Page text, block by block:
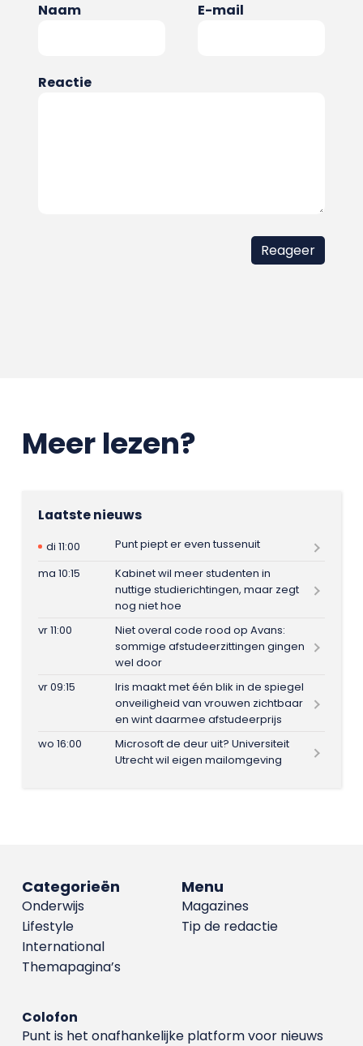
Naam E-mail
Reactie
Meer lezen?
Laatste nieuws
di 11:00
Punt piept er even tussenuit
ma 10:15
Kabinet wil meer studenten in
nuttige studierichtingen, maar zegt
nog niet hoe
vr 11:00
Niet overal code rood op Avans:
sommige afstudeerzittingen gingen
wel door
vr 09:15
Iris maakt met één blik in de spiegel
onveiligheid van vrouwen zichtbaar
en wint daarmee afstudeerprijs
wo 16:00
Microsoft de deur uit? Universiteit
Utrecht wil eigen mailomgeving
Menu
Magazines
Tip de redactie
Categorieën
Onderwijs
Lifestyle
International
Themapagina’s
Colofon
Punt is het onafhankelijke platform voor nieuws